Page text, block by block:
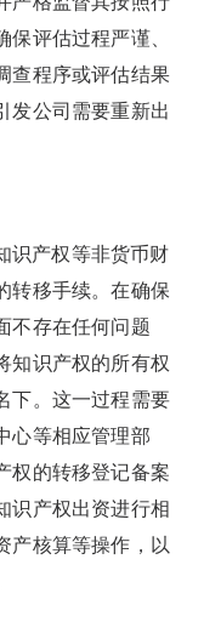
评估过程严谨、
查程序或评估结果
发公司需要重新出
识产权等非货币财
转移手续。在确保
不存在任何问题
知识产权的所有权
下。这一过程需要
心等相应管理部
权的转移登记备案
识产权出资进行相
产核算等操作，以